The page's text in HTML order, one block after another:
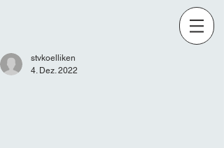
stvkoelliken
4. Dez. 2022